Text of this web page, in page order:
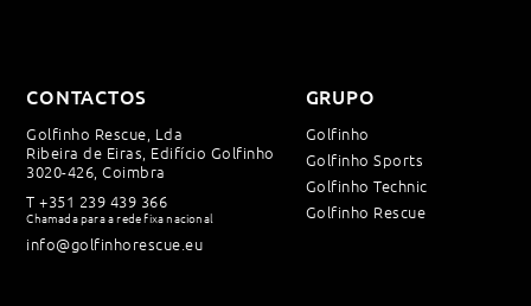
CONTACTOS
Golfinho Rescue, Lda
Ribeira de Eiras, Edifício Golfinho
3020-426, Coimbra
T+351 239 439 366
Chamada para a rede fixa nacional
info@golfinhorescue.eu
GRUPO
Golfinho
Golfinho Sports
Golfinho Technic
Golfinho Rescue